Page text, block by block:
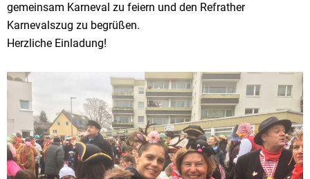
gemeinsam Karneval zu feiern und den Refrather
Karnevalszug zu begrüßen.
Herzliche Einladung!